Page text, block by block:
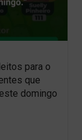
para o
que
domingo